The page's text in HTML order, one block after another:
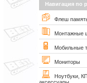
Навигация по
Флеш
Монтажные
Мобильные
Мониторы
Ноутбуки,